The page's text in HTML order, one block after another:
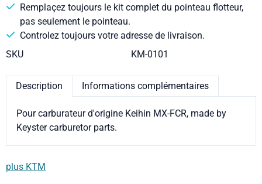
Remplaçez toujours le kit complet du pointeau flotteur,
pas seulement le pointeau.
Controlez toujours votre adresse de livraison.
SKU
KM-0101
Description Informations complémentaires
Pour carburateur d'origine Keihin MX-FCR, made by
Keyster carburetor parts.
plus KTM